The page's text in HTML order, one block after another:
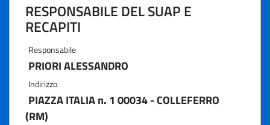
RESPONSABILE DEL SUAP E
RECAPITI
Responsabile
PRIORI ALESSANDRO
Indirizzo
PIAZZA ITALIA n. 1 00034 - COLLEFERRO
(RM)